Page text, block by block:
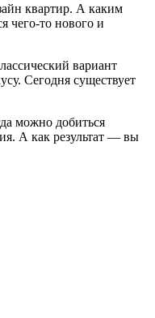
квартир. А каким
чего-то нового и
вариант
Сегодня существует
можно добиться
А как результат — вы